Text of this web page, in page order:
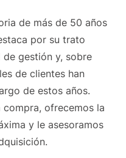
de más de 50 años
por su trato
gestión y, sobre
de clientes han
de estos años.
ofrecemos la
y le asesoramos